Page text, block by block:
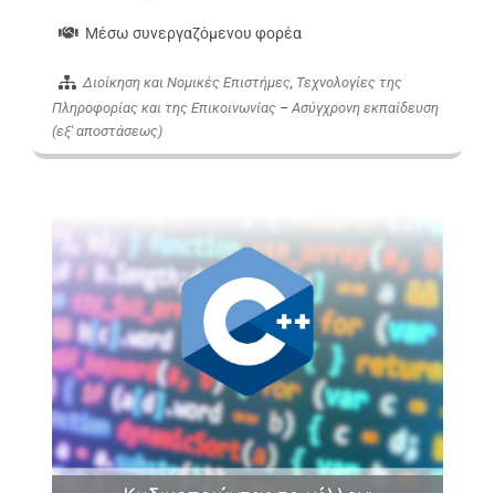
Μέσω συνεργαζόμενου φορέα
Διοίκηση και Νομικές Επιστήμες, Τεχνολογίες της
Πληροφορίας και της Επικοινωνίας –Ασύγχρονη εκπαίδευση
(εξ' αποστάσεως)